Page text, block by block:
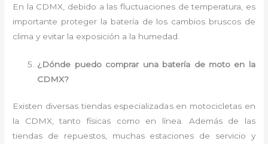
En la CDMX, debido a las fluctuaciones de temperatura, es
importante proteger la batería de los cambios bruscos de
clima y evitar la exposición a la humedad.
¿Dónde puedo comprar una batería de moto en la
CDMX?
Existen diversas tiendas especializadas en motocicletas en
la CDMX, tanto físicas como en línea. Además de las
tiendas de repuestos, muchas estaciones de servicio y